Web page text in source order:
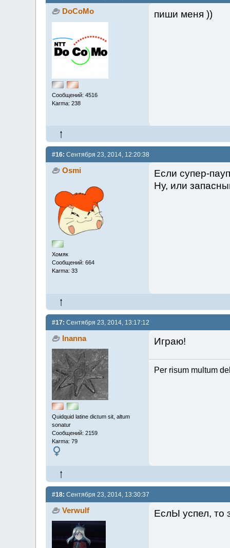
DoCoMo
Сообщений: 4516
Karma: 238
пиши меня ))
#16: Сентября 23, 2014, 12:20:38
Osmi
Хомяк
Сообщений: 664
Karma: 33
Если супер-
Ну, или
#17: Сентября 23, 2014, 13:17:12
Inanna
Quidquid latine dictum sit, altum
sonatur
Сообщений: 2159
Karma: 79
Играю!
Per risum multum
#18: Сентября 23, 2014, 13:30:37
Verwulf ЕслЫ успел, то